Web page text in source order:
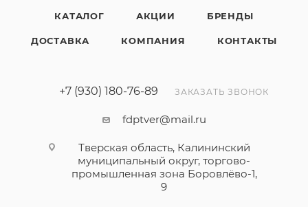
КАТАЛОГ АКЦИИ БРЕНДЫ
ДОСТАВКА КОМПАНИЯ КОНТАКТЫ
+7 (930) 180-76-89 ЗАКАЗАТЬ ЗВОНОК
fdptver@mail.ru
Тверская область, Калининский
муниципальный округ, торгово-
промышленная зона Боровлёво-1,
9